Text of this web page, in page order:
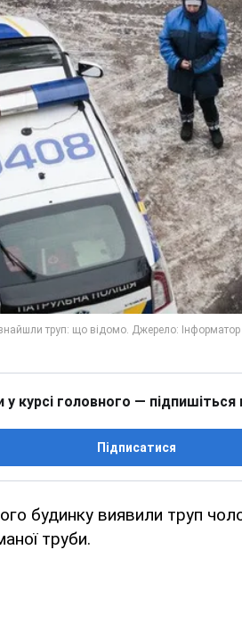
курсі головного — підпишіться
Підписатися
будинку виявили труп
труби.